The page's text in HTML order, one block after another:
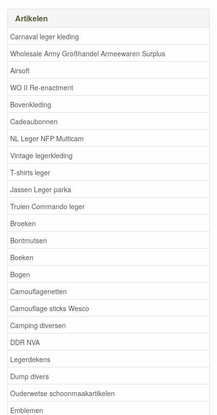
Artikelen
Carnaval leger kleding
Wholesale Army Großhandel Armeewaren Surplus
Airsoft
WO II Re-enactment
Bovenkleding
Cadeaubonnen
NL Leger NFP Multicam
Vintage legerkleding
T-shirts leger
Jassen Leger parka
Truien Commando leger
Broeken
Bontmutsen
Boeken
Bogen
Camouflagenetten
Camouflage sticks Wesco
Camping diversen
DDR NVA
Legerdekens
Dump divers
Ouderwetse schoonmaakartikelen
Emblemen